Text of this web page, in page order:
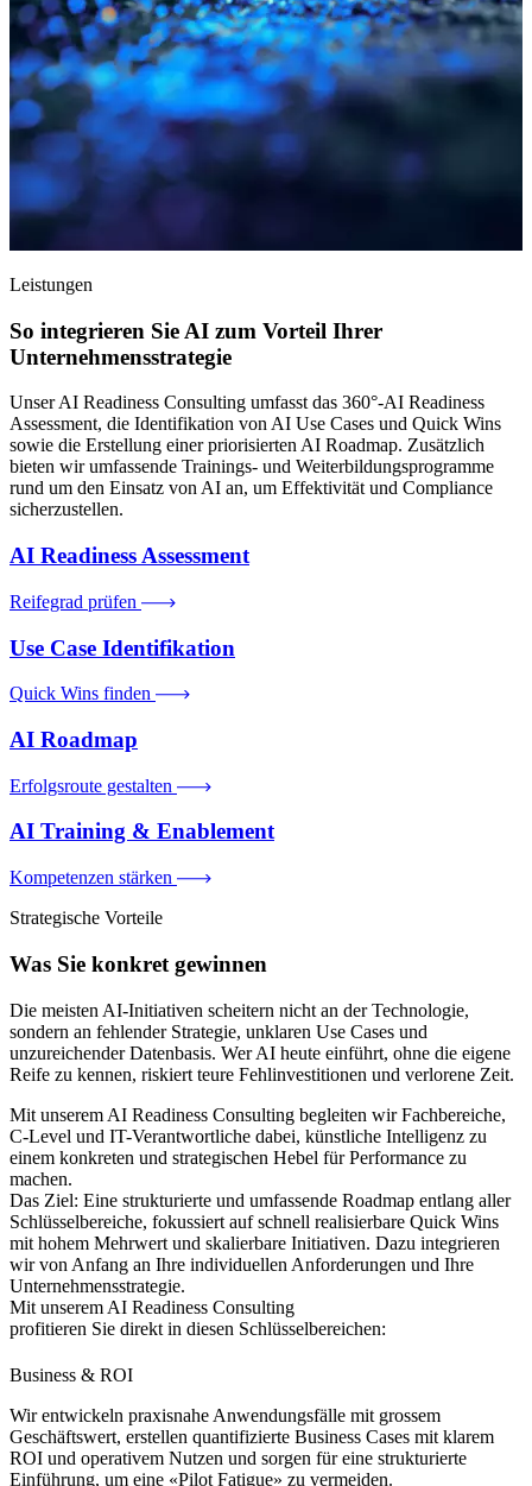
Leistungen
So integrieren Sie AI zum Vorteil Ihrer
Unternehmensstrategie
Unser AI Readiness Consulting umfasst das 360°-AI Readiness
Assessment, die Identifikation von AI Use Cases und Quick Wins
sowie die Erstellung einer priorisierten AI Roadmap. Zusätzlich
bieten wir umfassende Trainings- und Weiterbildungsprogramme
rund um den Einsatz von AI an, um Effektivität und Compliance
sicherzustellen.
AI Readiness Assessment
Reifegrad prüfen
Use Case Identifikation
Quick Wins finden
AI Roadmap
Erfolgsroute gestalten
AI Training & Enablement
Kompetenzen stärken
Strategische Vorteile
Was Sie konkret gewinnen
Die meisten AI-Initiativen scheitern nicht an der Technologie,
sondern an fehlender Strategie, unklaren Use Cases und
unzureichender Datenbasis. Wer AI heute einführt, ohne die eigene
Reife zu kennen, riskiert teure Fehlinvestitionen und verlorene Zeit.
Mit unserem AI Readiness Consulting begleiten wir Fachbereiche,
C-Level und IT-Verantwortliche dabei, künstliche Intelligenz zu
einem konkreten und strategischen Hebel für Performance zu
machen.
Das Ziel: Eine strukturierte und umfassende Roadmap entlang aller
Schlüsselbereiche, fokussiert auf schnell realisierbare Quick Wins
mit hohem Mehrwert und skalierbare Initiativen. Dazu integrieren
wir von Anfang an Ihre individuellen Anforderungen und Ihre
Unternehmensstrategie.
Mit unserem AI Readiness Consulting
profitieren Sie direkt in diesen Schlüsselbereichen:
Business & ROI
Wir entwickeln praxisnahe Anwendungsfälle mit grossem
Geschäftswert, erstellen quantifizierte Business Cases mit klarem
ROI und operativem Nutzen und sorgen für eine strukturierte
Einführung, um eine «Pilot Fatigue» zu vermeiden.